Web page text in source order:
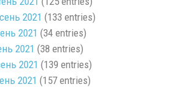
2021 (133 entries)
2021 (34 entries)
2021 (38 entries)
2021 (139 entries)
2021 (157 entries)